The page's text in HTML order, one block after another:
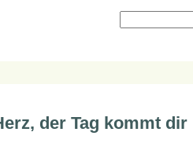
der Tag kommt dir